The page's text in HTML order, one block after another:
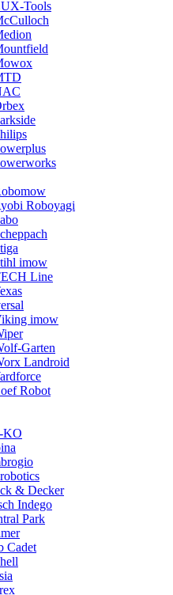
Tools
Roboyagi
imow
Line
imow
Garten
Landroid
Robot
KO
& Decker
Indego
Park
Cadet